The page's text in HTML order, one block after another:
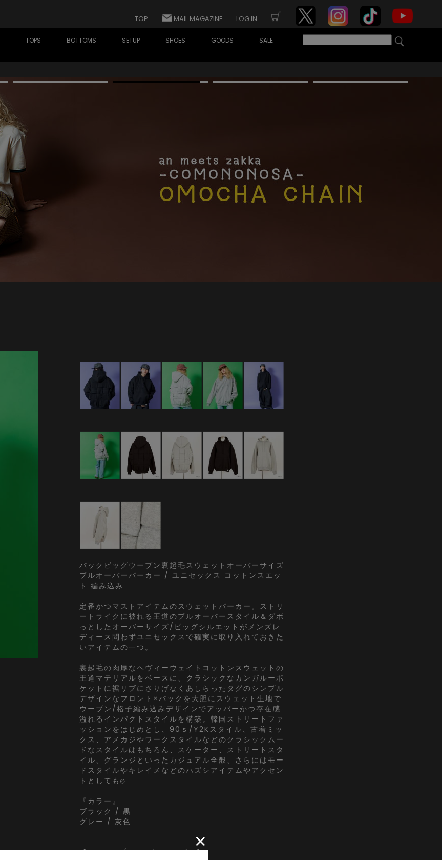
TOP MAIL MAGAZINE LOG IN
TOPS BOTTOMS SETUP SHOES GOODS SALE
バックビッグウーブン裏起毛スウェットオーバーサイズ
プルオーバーパーカー / ユニセックス コットンスエッ
ト 編み込み
定番かつマストアイテムのスウェットパーカー。ストリ
ートライクに被れる王道のプルオーバースタイル＆ダボ
っとしたオーバーサイズ/ビッグシルエットがメンズレ
ディース問わずユニセックスで確実に取り入れておきた
いアイテムの一つ。
裏起毛の肉厚なヘヴィーウェイトコットンスウェットの
王道マテリアルをベースに、クラシックなカンガルーポ
ケットに裾リブにさりげなくあしらったタグのシンプル
デザインなフロント×バックを大胆にスウェット生地で
ウーブン/格子編み込みデザインでアッパーかつ存在感
溢れるインパクトスタイルを構築。韓国ストリートファ
ッションをはじめとし、90ｓ/Y2Kスタイル、古着ミッ
クス、アメカジやワークスタイルなどのクラシックムー
ドなスタイルはもちろん、スケーター、ストリートスタ
イル、グランジといったカジュアル全般、さらにはモー
ドスタイルやキレイメなどのハズシアイテムやアクセン
トとしても◎
『カラー』
ブラック / 黒
グレー / 灰色
【a.p.o.v. / エーピーオービー】